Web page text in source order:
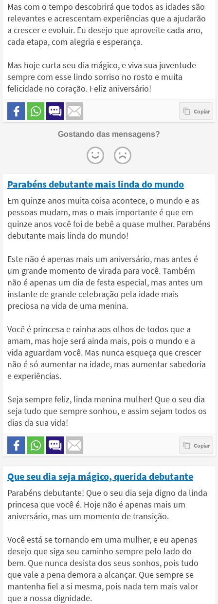
Mas com o tempo descobrirá que todos as idades são
relevantes e acrescentam experiências que a ajudarão
a crescer e evoluir. Eu desejo que aproveite cada ano,
cada etapa, com alegria e esperança.
Mas hoje curta seu dia mágico, e viva sua juventude
sempre com esse lindo sorriso no rosto e muita
felicidade no coração. Feliz aniversário!
Gostando das mensagens?
Parabéns debutante mais linda do mundo
Em quinze anos muita coisa acontece, o mundo e as
pessoas mudam, mas o mais importante é que em
quinze anos você foi de bebê a quase mulher. Parabéns
debutante mais linda do mundo!
Este não é apenas mais um aniversário, mas antes é
um grande momento de virada para você. Também
não é apenas um dia de festa especial, mas antes um
instante de grande celebração pela idade mais
preciosa na vida de uma menina.
Você é princesa e rainha aos olhos de todos que a
amam, mas hoje será ainda mais, pois o mundo e a
vida aguardam você. Mas nunca esqueça que crescer
não é só aumentar na idade, mas aumentar sabedoria
e experiências.
Seja sempre feliz, linda menina mulher! Que o seu dia
seja tudo que sempre sonhou, e assim sejam todos os
dias da sua vida!
Que seu dia seja mágico, querida debutante
Parabéns debutante! Que o seu dia seja digno da linda
princesa que você é. Hoje não é apenas mais um
aniversário, mas um momento de transição.
Você está se tornando em uma mulher, e eu apenas
desejo que siga seu caminho sempre pelo lado do
bem. Que nunca desista dos seus sonhos, pois tudo
que vale a pena demora a alcançar. Que sempre se
mantenha fiel a si mesma, pois nada tem mais valor
que a nossa dignidade.